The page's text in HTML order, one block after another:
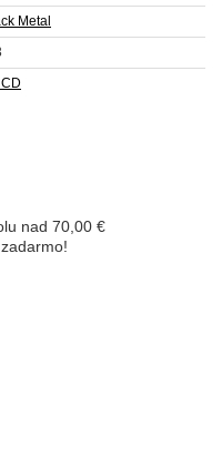
Metal
nad 70,00 €